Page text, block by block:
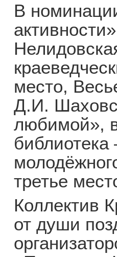
В
место,
Д.И.
любимой»,
третье
Коллектив
от души